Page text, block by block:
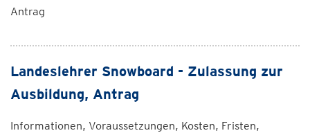
Antrag
Landeslehrer Snowboard - Zulassung zur
Ausbildung, Antrag
Informationen, Voraussetzungen, Kosten, Fristen,